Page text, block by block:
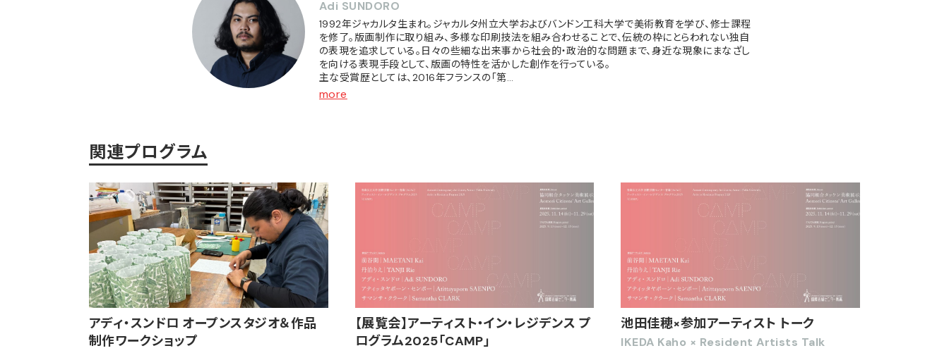
Adi SUNDORO
1992年ジャカルタ生まれ。ジャカルタ州立大学およびバンドン工科大学で美術教育を学び、修士課程
を修了。版画制作に取り組み、多様な印刷技法を組み合わせることで、伝統の枠にとらわれない独自
の表現を追求している。日々の些細な出来事から社会的・政治的な問題まで、身近な現象にまなざし
を向ける表現手段として、版画の特性を活かした創作を行っている。
主な受賞歴としては、2016年フランスの「第…
more
関連プログラム
アディ・スンドロ オープンスタジオ＆作品
制作ワークショップ
【展覧会】アーティスト・イン・レジデンス プ
ログラム2025「CAMP」
池田佳穂×参加アーティスト トーク
IKEDA Kaho × Resident Artists Talk